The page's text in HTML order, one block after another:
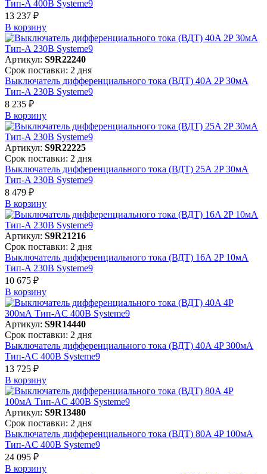
Тип-A 400В Systeme9
13 237 ₽
В корзинy
Артикул: S9R22240
Срок поставки: 2 дня
Выключатель дифференциального тока (ВДТ) 40A 2P 30мА
Тип-A 230В Systeme9
8 235 ₽
В корзинy
Артикул: S9R22225
Срок поставки: 2 дня
Выключатель дифференциального тока (ВДТ) 25A 2P 30мА
Тип-A 230В Systeme9
8 479 ₽
В корзинy
Артикул: S9R21216
Срок поставки: 2 дня
Выключатель дифференциального тока (ВДТ) 16A 2P 10мА
Тип-A 230В Systeme9
10 675 ₽
В корзинy
Артикул: S9R14440
Срок поставки: 2 дня
Выключатель дифференциального тока (ВДТ) 40A 4P 300мА
Тип-AC 400В Systeme9
13 725 ₽
В корзинy
Артикул: S9R13480
Срок поставки: 2 дня
Выключатель дифференциального тока (ВДТ) 80A 4P 100мА
Тип-AC 400В Systeme9
24 095 ₽
В корзинy